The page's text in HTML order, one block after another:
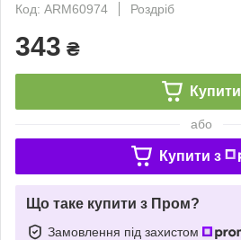
Код: ARM60974
Роздріб
343 ₴
Купити
або
Купити з
Що таке купити з Пром?
Замовлення під захистом